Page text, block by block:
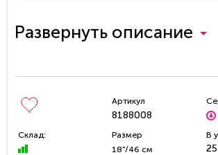
Развернуть описание
Артикул
8188008
Склад:
Размер
18"/46 см
В